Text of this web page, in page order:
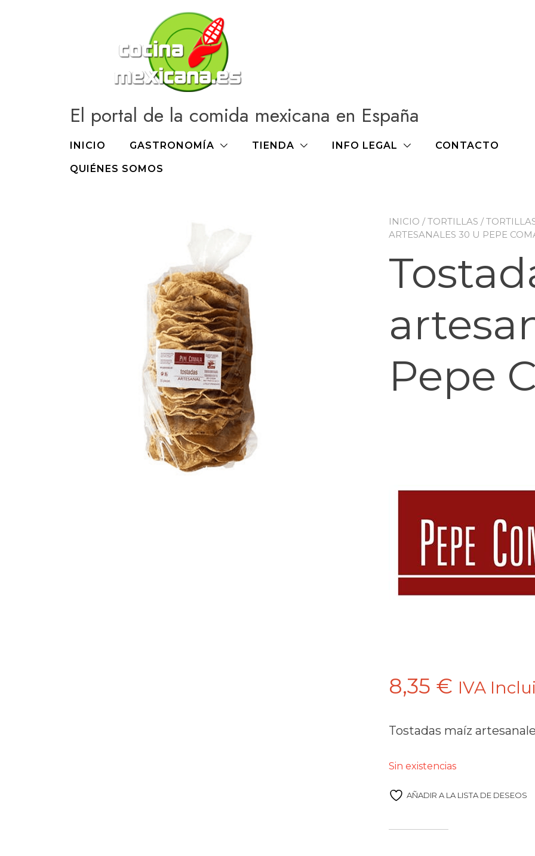
El portal de la comida mexicana en España
INICIO GASTRONOMÍA TIENDA INFO LEGAL CONTACTO
QUIÉNES SOMOS
INICIO /TORTILLAS /
ARTESANALES 30 U PEPE
Pepe
8,35 € IVA
Tostadas maíz
Sin existencias
AÑADIR A LA LISTA DE DESEOS